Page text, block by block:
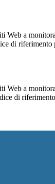
Web a
di
Web a
di